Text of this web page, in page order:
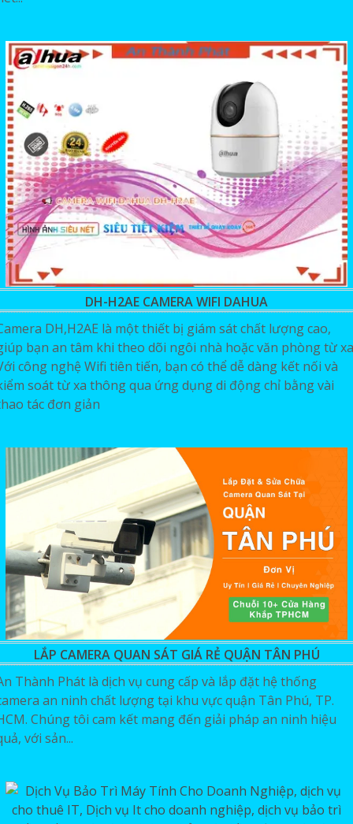
DH-H2AE CAMERA WIFI DAHUA
DH,H2AE là một thiết bị giám sát chất lượng cao,
bạn an tâm khi theo dõi ngôi nhà hoặc văn phòng từ
công nghệ Wifi tiên tiến, bạn có thể dễ dàng kết nối và
soát từ xa thông qua ứng dụng di động chỉ bằng vài
tác đơn giản
LẮP CAMERA QUAN SÁT GIÁ RẺ QUẬN TÂN PHÚ
Thành Phát là dịch vụ cung cấp và lắp đặt hệ thống
an ninh chất lượng tại khu vực quận Tân Phú, TP.
Chúng tôi cam kết mang đến giải pháp an ninh hiệu
với sản...